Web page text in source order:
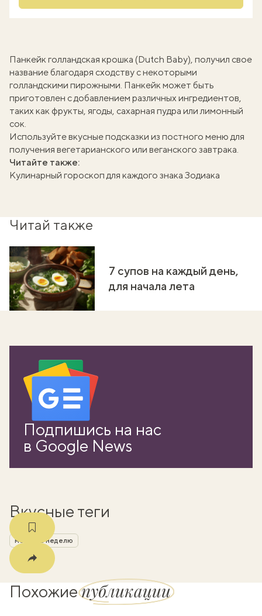
Панкейк голландская крошка (Dutch Baby), получил свое
название благодаря сходству с некоторыми
голландскими пирожными. Панкейк может быть
приготовлен с добавлением различных ингредиентов,
таких как фрукты, ягоды, сахарная пудра или лимонный
сок.
Используйте вкусные подсказки из постного менюдля
получения вегетарианского или веганского завтрака.
Читайте также:
Кулинарный гороскоп для каждого знака Зодиака
Читай также
7 супов на каждый день,
для начала лета
Подпишись на нас
в Google News
Вкусные теги
меню на неделю
Похожиепубликации